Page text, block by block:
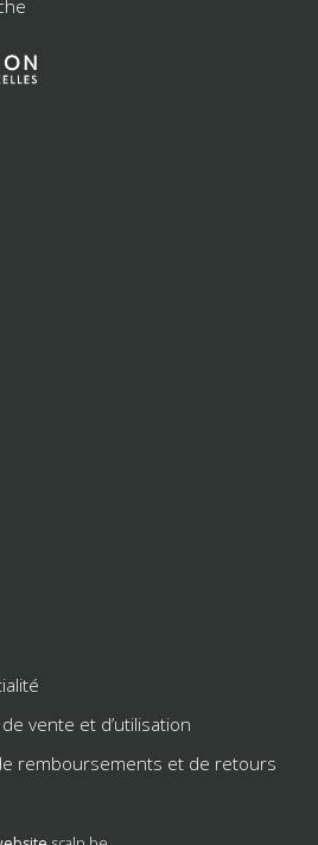
vente et d’utilisation
remboursements et de retours